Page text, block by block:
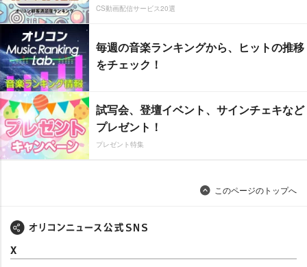
CS動画配信サービス20選
毎週の音楽ランキングから、ヒットの推移
をチェック！
試写会、登壇イベント、サインチェキなど
プレゼント！
プレゼント特集
このページのトップへ
X